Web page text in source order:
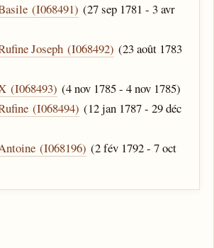
(I068491) (27 sep 1781 - 3 avr
Joseph (I068492) (23 août 1783
(I068493) (4 nov 1785 - 4 nov 1785)
(I068494) (12 jan 1787 - 29 déc
(I068196) (2 fév 1792 - 7 oct